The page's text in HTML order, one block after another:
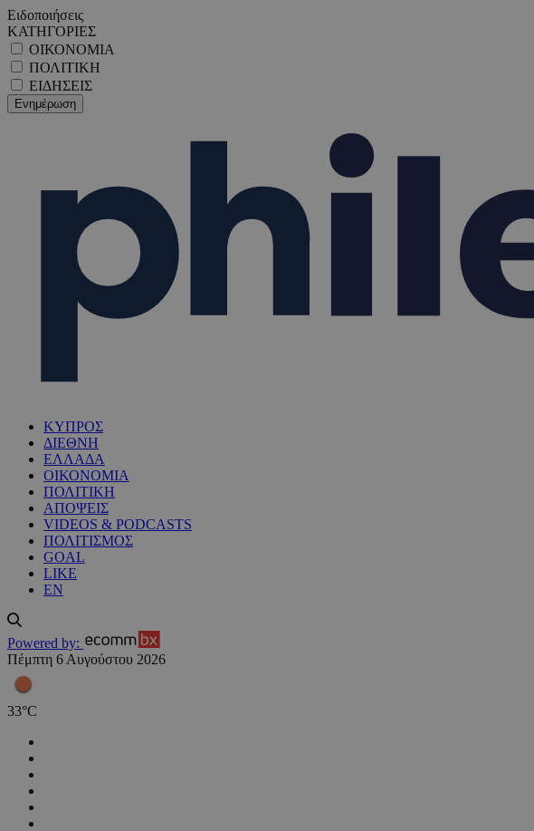
Ειδοποιήσεις
ΚΑΤΗΓΟΡΙΕΣ
ΟΙΚΟΝΟΜΙΑ
ΠΟΛΙΤΙΚΗ
ΕΙΔΗΣΕΙΣ
ΚΥΠΡΟΣ
ΔΙΕΘΝΗ
ΕΛΛΑΔΑ
ΟΙΚΟΝΟΜΙΑ
ΠΟΛΙΤΙΚΗ
ΑΠΟΨΕΙΣ
VIDEOS & PODCASTS
ΠΟΛΙΤΙΣΜΟΣ
GOAL
LIKE
EN
Powered by:
Πέμπτη 6 Αυγούστου 2026
33°C